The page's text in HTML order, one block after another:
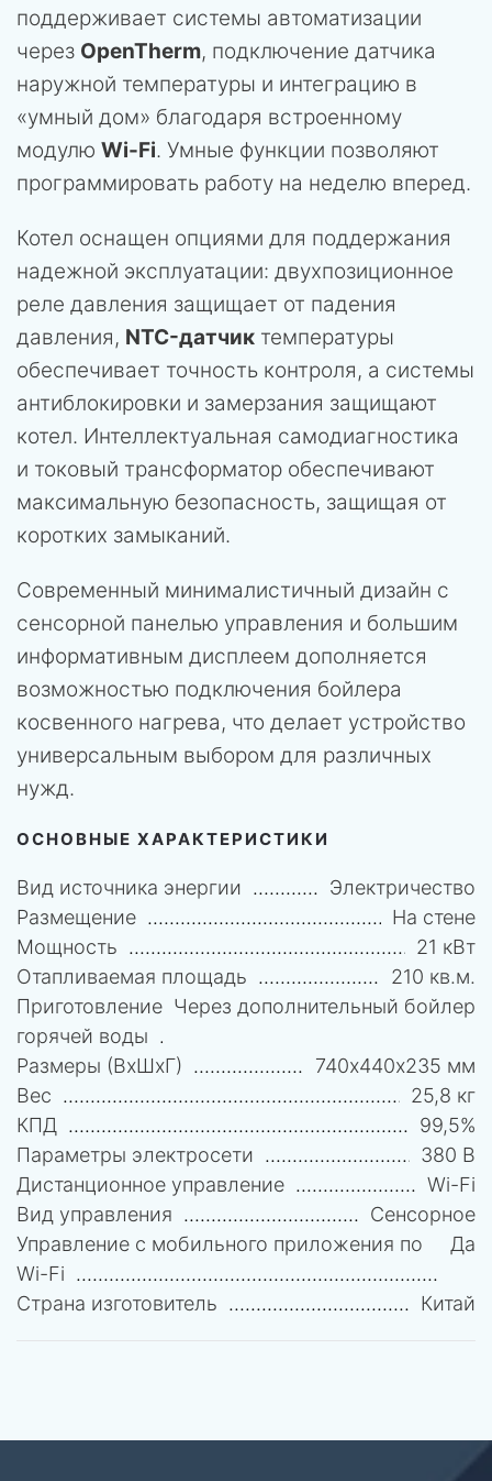
поддерживает системы автоматизации
через OpenTherm, подключение датчика
наружной температуры и интеграцию в
«умный дом» благодаря встроенному
модулю Wi-Fi. Умные функции позволяют
программировать работу на неделю вперед.
Котел оснащен опциями для поддержания
надежной эксплуатации: двухпозиционное
реле давления защищает от падения
давления, NTC-датчик температуры
обеспечивает точность контроля, а системы
антиблокировки и замерзания защищают
котел. Интеллектуальная самодиагностика
и токовый трансформатор обеспечивают
максимальную безопасность, защищая от
коротких замыканий.
Современный минималистичный дизайн с
сенсорной панелью управления и большим
информативным дисплеем дополняется
возможностью подключения бойлера
косвенного нагрева, что делает устройство
универсальным выбором для различных
нужд.
ОСНОВНЫЕ ХАРАКТЕРИСТИКИ
Вид источника энергии
Электричество
Размещение
На стене
Мощность
21 кВт
Отапливаемая площадь
210 кв.м.
Приготовление
горячей воды
Через дополнительный бойлер
Размеры (ВхШхГ)
740х440х235 мм
Вес
25,8 кг
КПД
99,5%
Параметры электросети
380 В
Дистанционное управление
Wi-Fi
Вид управления
Сенсорное
Управление c мобильного приложения по
Wi-Fi
Да
Страна изготовитель Китай